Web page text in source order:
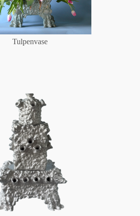
Tulpenvase